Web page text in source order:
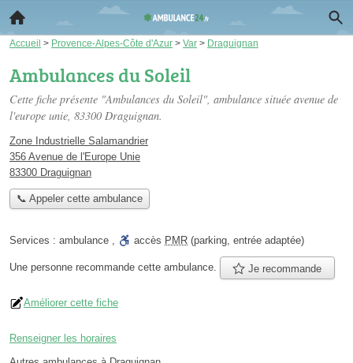
Accueil > Provence-Alpes-Côte d'Azur > Var > Draguignan
Ambulances du Soleil
Cette fiche présente "Ambulances du Soleil", ambulance située avenue de
l'europe unie, 83300 Draguignan.
Zone Industrielle Salamandrier
356 Avenue de l'Europe Unie
83300 Draguignan
📞 Appeler cette ambulance
Services : ambulance , accès PMR (parking, entrée adaptée)
Une personne recommande cette ambulance. Je recommande
Améliorer cette fiche
Renseigner les horaires